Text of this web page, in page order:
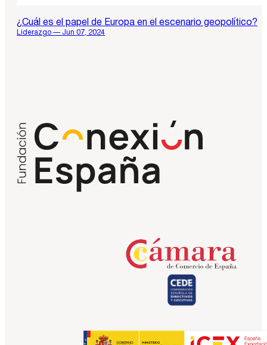
¿Cuál es el papel de Europa en el escenario geopolítico?
Liderazgo — Jun 07, 2024